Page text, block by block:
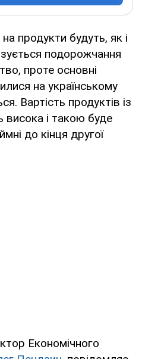
на продукти будуть, як і
подорожчання
проте основні
на українському
Вартість продуктів із
висока і такою буде
до кінця другої
Економічного